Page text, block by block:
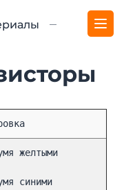
желтыми
синими